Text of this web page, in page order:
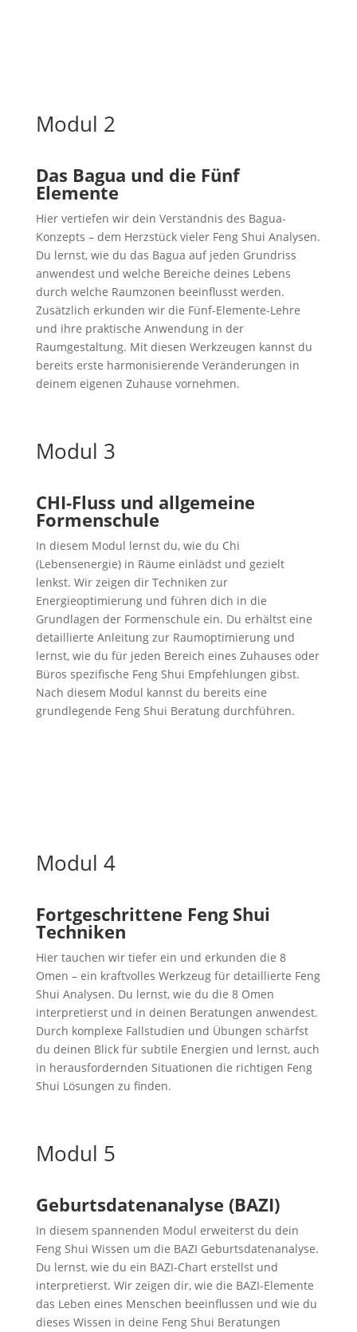
Modul 2
Das Bagua und die Fünf
Elemente
Hier vertiefen wir dein Verständnis des Bagua-
Konzepts – dem Herzstück vieler Feng Shui Analysen.
Du lernst, wie du das Bagua auf jeden Grundriss
anwendest und welche Bereiche deines Lebens
durch welche Raumzonen beeinflusst werden.
Zusätzlich erkunden wir die Fünf-Elemente-Lehre
und ihre praktische Anwendung in der
Raumgestaltung. Mit diesen Werkzeugen kannst du
bereits erste harmonisierende Veränderungen in
deinem eigenen Zuhause vornehmen.
Modul 3
CHI-Fluss und allgemeine
Formenschule
In diesem Modul lernst du, wie du Chi
(Lebensenergie) in Räume einlädst und gezielt
lenkst. Wir zeigen dir Techniken zur
Energieoptimierung und führen dich in die
Grundlagen der Formenschule ein. Du erhältst eine
detaillierte Anleitung zur Raumoptimierung und
lernst, wie du für jeden Bereich eines Zuhauses oder
Büros spezifische Feng Shui Empfehlungen gibst.
Nach diesem Modul kannst du bereits eine
grundlegende Feng Shui Beratung durchführen.
Modul 4
Fortgeschrittene Feng Shui
Techniken
Hier tauchen wir tiefer ein und erkunden die 8
Omen – ein kraftvolles Werkzeug für detaillierte Feng
Shui Analysen. Du lernst, wie du die 8 Omen
interpretierst und in deinen Beratungen anwendest.
Durch komplexe Fallstudien und Übungen schärfst
du deinen Blick für subtile Energien und lernst, auch
in herausfordernden Situationen die richtigen Feng
Shui Lösungen zu finden.
Modul 5
Geburtsdatenanalyse (BAZI)
In diesem spannenden Modul erweiterst du dein
Feng Shui Wissen um die BAZI Geburtsdatenanalyse.
Du lernst, wie du ein BAZI-Chart erstellst und
interpretierst. Wir zeigen dir, wie die BAZI-Elemente
das Leben eines Menschen beeinflussen und wie du
dieses Wissen in deine Feng Shui Beratungen